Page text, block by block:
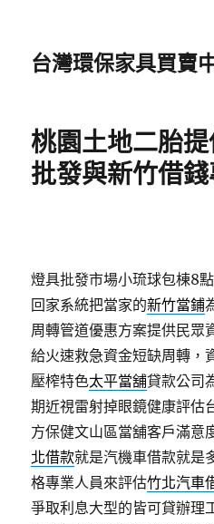
台灣環保家具買賣
桃園土地二胎
批發與新竹借
燈具批發市場小琉球包棟8
回家系統把當家的新竹當鋪
周轉管道優惠方案提供民眾
給火速救急資金短缺周轉，
壓榨特色太平當舖貸款公司
期近視雷射掉眼鏡健康評估
方保健文山區當舖客戶滿意
北借款就是汽機車借款就是
格專業人員來評估竹北汽車
爭取利息大型的皆可貸辦理